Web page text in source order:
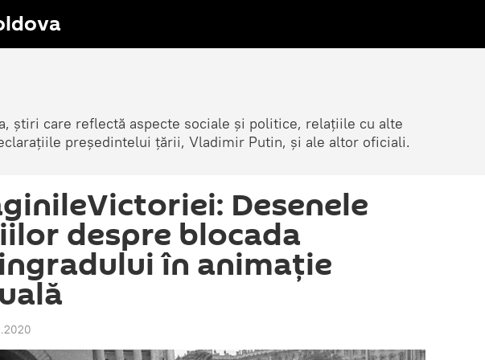
știri care reflectă aspecte sociale și politice, relațiile cu alte
președintelui țării, Vladimir Putin, și ale altor oficiali.
Desenele
despre blocada
în animație